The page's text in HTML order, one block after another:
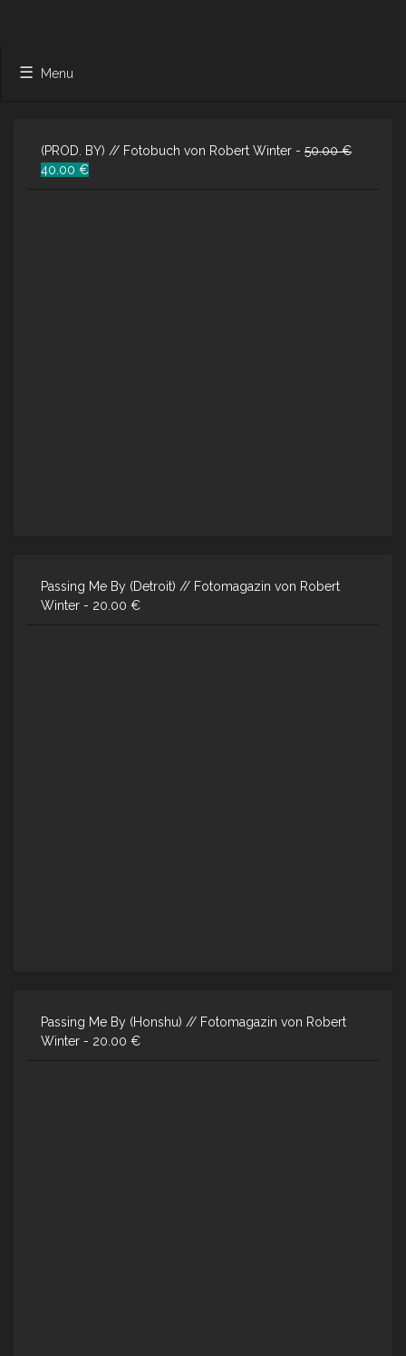
Menu
(PROD. BY) // Fotobuch von Robert Winter - 50.00€
Ursprünglicher
40.00 €Aktueller
Passing Me By (Detroit) // Fotomagazin von Robert
Winter - 20.00 €
Passing Me By (Honshu) // Fotomagazin von Robert
Winter - 20.00 €